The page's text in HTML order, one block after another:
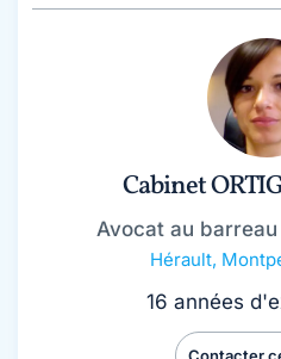
Cabinet
Avocat au
Hérault,
16 années